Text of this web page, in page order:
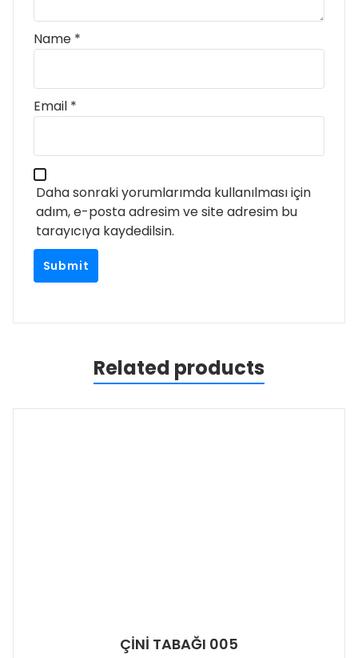
Name *
Email *
Daha sonraki yorumlarımda kullanılması için
adım, e-posta adresim ve site adresim bu
tarayıcıya kaydedilsin.
Related products
ÇİNİ TABAĞI 005